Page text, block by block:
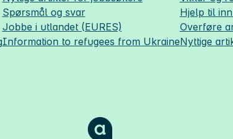
Spørsmål og svar
Jobbe i utlandet (EURES)
Information to refugees from Ukraine
Hjelp til
Overføre
Nyttige